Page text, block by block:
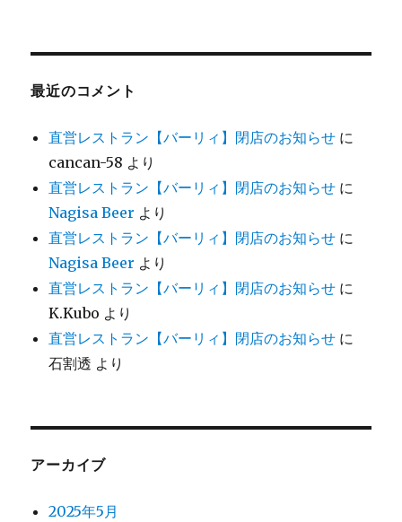
最近のコメント
直営レストラン【バーリィ】閉店のお知らせ に
cancan-58 より
直営レストラン【バーリィ】閉店のお知らせ に
Nagisa Beer より
直営レストラン【バーリィ】閉店のお知らせ に
Nagisa Beer より
直営レストラン【バーリィ】閉店のお知らせ に
K.Kubo より
直営レストラン【バーリィ】閉店のお知らせ に
石割透 より
アーカイブ
2025年5月